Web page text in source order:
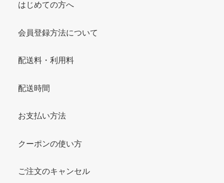
はじめての方へ
会員登録方法について
配送料・利用料
配送時間
お支払い方法
クーポンの使い方
ご注文のキャンセル